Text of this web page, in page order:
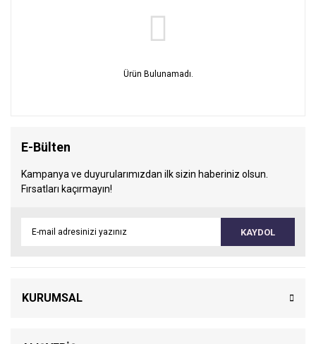
Ürün Bulunamadı.
E-Bülten
Kampanya ve duyurularımızdan ilk sizin haberiniz olsun.
Fırsatları kaçırmayın!
KAYDOL
KURUMSAL